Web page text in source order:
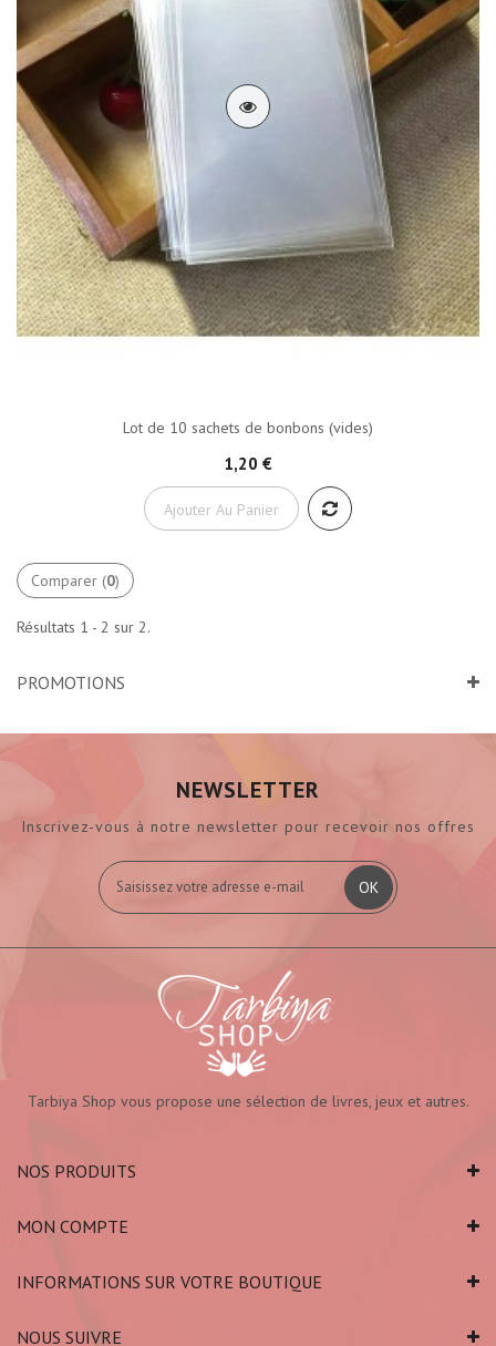
Lot de 10 sachets de bonbons (vides)
1,20 €
Ajouter Au Panier
Comparer (0)
Résultats 1 - 2 sur 2.
PROMOTIONS
NEWSLETTER
Inscrivez-vous à notre newsletter pour recevoir nos offres
OK
Tarbiya Shop vous propose une sélection de livres, jeux et autres.
NOS PRODUITS
MON COMPTE
INFORMATIONS SUR VOTRE BOUTIQUE
NOUS SUIVRE